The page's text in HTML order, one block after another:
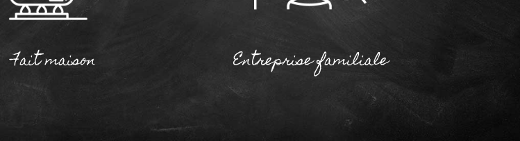
Fait maison Entreprise familiale